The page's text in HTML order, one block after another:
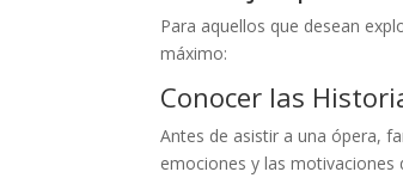
Para aquellos que desean
máximo:
Conocer las
Antes de asistir a una ópera,
emociones y las motivaciones